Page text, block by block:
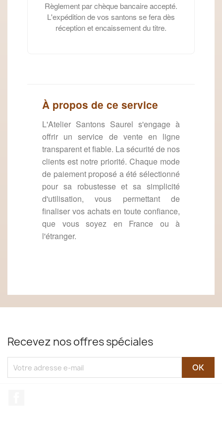
Règlement par chèque bancaire accepté.
L'expédition de vos santons se fera dès
réception et encaissement du titre.
À propos de ce service
L'Atelier Santons Saurel s'engage à
offrir un service de vente en ligne
transparent et fiable. La sécurité de nos
clients est notre priorité. Chaque mode
de paiement proposé a été sélectionné
pour sa robustesse et sa simplicité
d'utilisation, vous permettant de
finaliser vos achats en toute confiance,
que vous soyez en France ou à
l'étranger.
Recevez nos offres spéciales